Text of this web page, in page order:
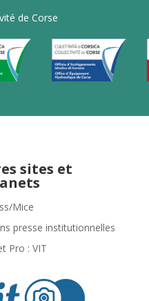
de Corse
sites et
Mice
presse institutionnelles
Pro : VIT